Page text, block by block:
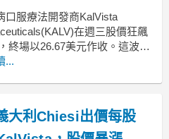
口服療法開發商KalVista
在週三股價狂飆
終場以26.67美元作收。這波猛
要來自義大利製藥巨頭Chiesi
帶動當日成交量爆出超過7,137
...
大利Chiesi出價每股